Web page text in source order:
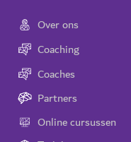
Over ons
Coaching
Coaches
Partners
Online cursussen